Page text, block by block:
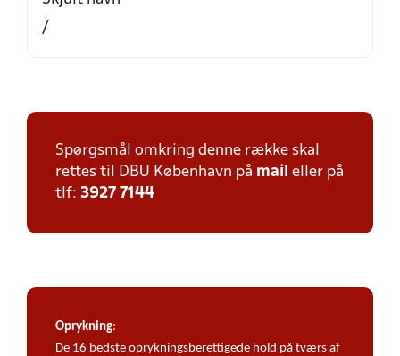
/
Spørgsmål omkring denne række skal
rettes til DBU København på mail eller på
tlf: 3927 7144
Oprykning:
De 16 bedste oprykningsberettigede hold på tværs af